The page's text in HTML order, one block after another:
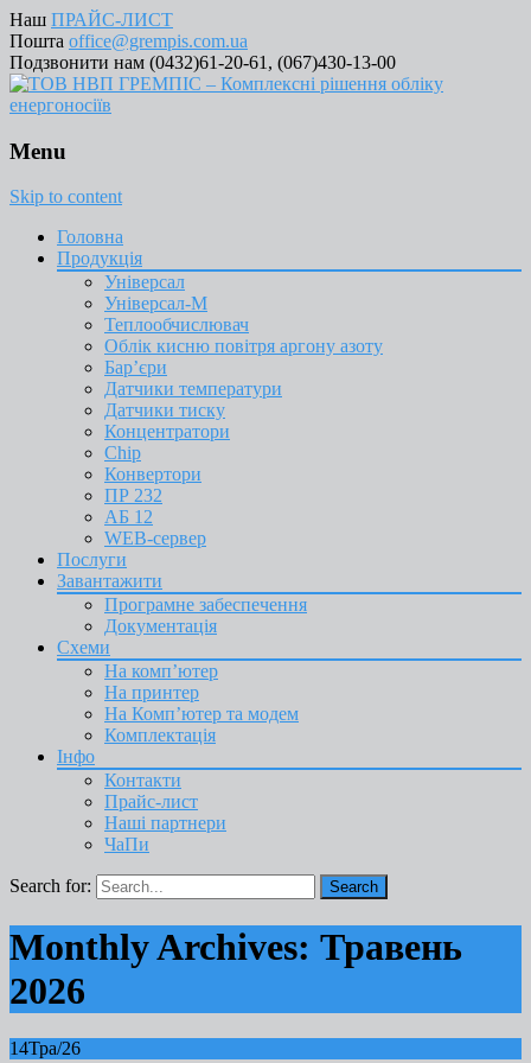
Наш ПРАЙС-ЛИСТ
Пошта office@grempis.com.ua
Подзвонити нам (0432)61-20-61, (067)430-13-00
Menu
Skip to content
Головна
Продукція
Універсал
Універсал-М
Теплообчислювач
Облік кисню повітря аргону азоту
Бар’єри
Датчики температури
Датчики тиску
Концентратори
Chip
Конвертори
ПР 232
АБ 12
WEB-сервер
Послуги
Завантажити
Програмне забеспечення
Документація
Схеми
На комп’ютер
На принтер
На Комп’ютер та модем
Комплектація
Інфо
Контакти
Прайс-лист
Наші партнери
ЧаПи
Search for:
Monthly Archives: Травень
2026
14Тра/26